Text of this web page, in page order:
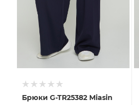
Брюки G-TR25382 Miasin